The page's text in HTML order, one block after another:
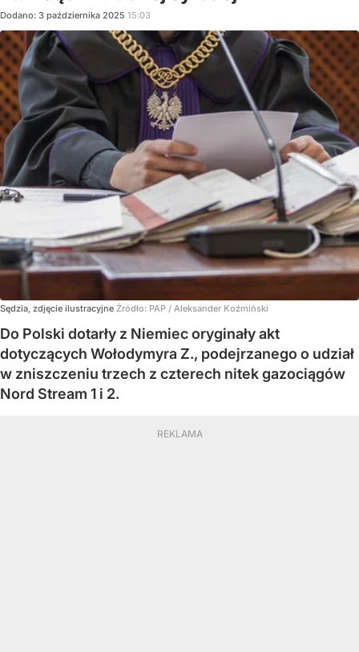
Dodano: 3 października 2025 15:03
Sędzia, zdjęcie ilustracyjne Źródło: PAP / Aleksander Koźmiński
Do Polski dotarły z Niemiec oryginały akt
dotyczących Wołodymyra Z., podejrzanego o udział
w zniszczeniu trzech z czterech nitek gazociągów
Nord Stream 1 i 2.